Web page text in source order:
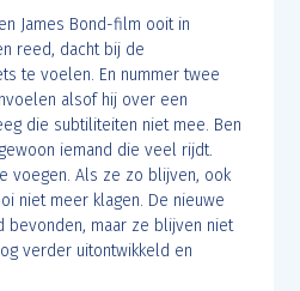
James Bond-film ooit in
reed, dacht bij de
te voelen. En nummer twee
alsof hij over een
die subtiliteiten niet mee. Ben
iemand die veel rijdt.
voegen. Als ze zo blijven, ook
niet meer klagen. De nieuwe
bevonden, maar ze blijven niet
verder uitontwikkeld en